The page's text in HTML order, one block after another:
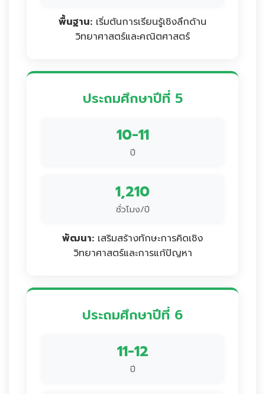
พื้นฐาน: เริ่มต้นการเรียนรู้เชิงลึกด้าน
วิทยาศาสตร์และคณิตศาสตร์
ประถมศึกษาปีที่ 5
10-11
ปี
1,210
ชั่วโมง/ปี
พัฒนา: เสริมสร้างทักษะการคิดเชิง
วิทยาศาสตร์และการแก้ปัญหา
ประถมศึกษาปีที่ 6
11-12
ปี